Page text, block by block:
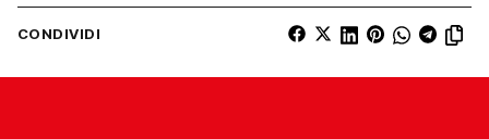
CONDIVIDI